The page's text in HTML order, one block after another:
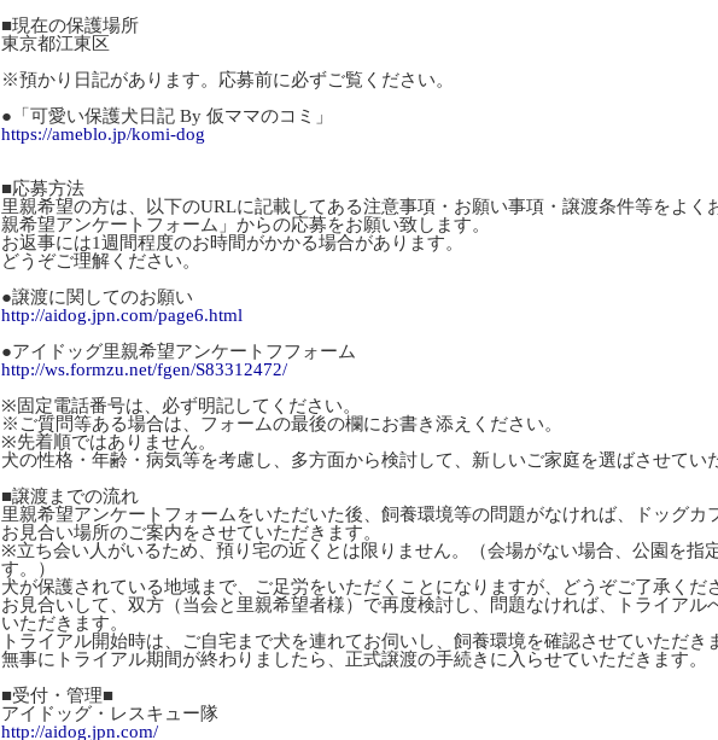
■現在の保護場所
東京都江東区
※預かり日記があります。応募前に必ずご覧ください。
●「可愛い保護犬日記 By 仮ママのコミ」
https://ameblo.jp/komi-dog
■応募方法
里親希望の方は、以下のURLに記載してある注意事項・お願い事項・譲渡条件等をよく
親希望アンケートフォーム」からの応募をお願い致します。
お返事には1週間程度のお時間がかかる場合があります。
どうぞご理解ください。
●譲渡に関してのお願い
http://aidog.jpn.com/page6.html
●アイドッグ里親希望アンケートフフォーム
http://ws.formzu.net/fgen/S83312472/
※固定電話番号は、必ず明記してください。
※ご質問等ある場合は、フォームの最後の欄にお書き添えください。
※先着順ではありません。
犬の性格・年齢・病気等を考慮し、多方面から検討して、新しいご家庭を選ばさせてい
■譲渡までの流れ
里親希望アンケートフォームをいただいた後、飼養環境等の問題がなければ、ドッグカ
お見合い場所のご案内をさせていただきます。
※立ち会い人がいるため、預り宅の近くとは限りません。（会場がない場合、公園を指
す。）
犬が保護されている地域まで、ご足労をいただくことになりますが、どうぞご了承くだ
お見合いして、双方（当会と里親希望者様）で再度検討し、問題なければ、トライアル
いただきます。
トライアル開始時は、ご自宅まで犬を連れてお伺いし、飼養環境を確認させていただき
無事にトライアル期間が終わりましたら、正式譲渡の手続きに入らせていただきます。
■受付・管理■
アイドッグ・レスキュー隊
http://aidog.jpn.com/